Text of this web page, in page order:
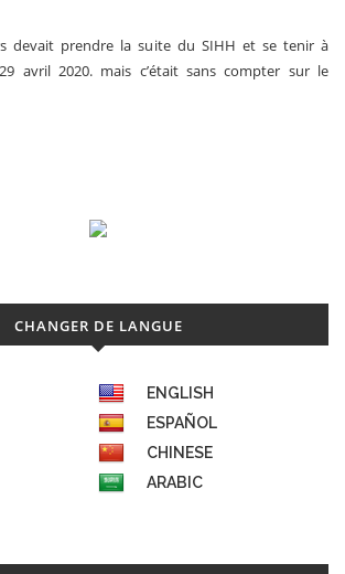
devait prendre la suite du SIHH et se tenir à
avril 2020. mais c’était sans compter sur le
CHANGER DE LANGUE
ENGLISH
ESPAÑOL
CHINESE
ARABIC